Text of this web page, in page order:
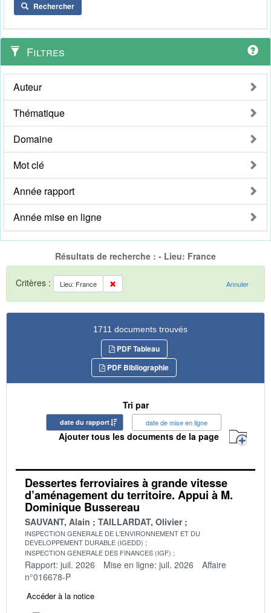
Rechercher
Filtres
Auteur
Thématique
Domaine
Mot clé
Année rapport
Année mise en ligne
Résultats de recherche : - Lieu: France
Critères : Lieu: France Annuler
1711 documents trouvés
PDF Tableau
PDF Bibliographie
Tri par
date du rapport date de mise en ligne
Ajouter tous les documents de la page
Dessertes ferroviaires à grande vitesse
d’aménagement du territoire. Appui à M.
Dominique Bussereau
SAUVANT, Alain TAILLARDAT, Olivier
INSPECTION GENERALE DE L'ENVIRONNEMENT ET DU
DEVELOPPEMENT DURABLE (IGEDD)
INSPECTION GENERALE DES FINANCES (IGF)
Rapport: juil. 2026 Mise en ligne: juil. 2026
Affaire
n°016678-P
Accéder à la notice